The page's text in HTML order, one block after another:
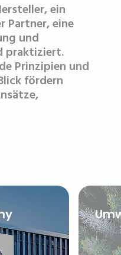
ein
Partner, eine
und
praktiziert.
Prinzipien und
fördern